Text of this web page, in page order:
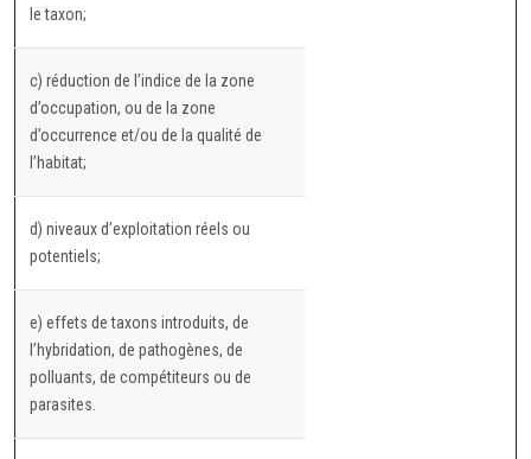
le taxon;
c) réduction de l’indice de la zone
d’occupation, ou de la zone
d’occurrence et/ou de la qualité de
l’habitat;
d) niveaux d’exploitation réels ou
potentiels;
e) effets de taxons introduits, de
l’hybridation, de pathogènes, de
polluants, de compétiteurs ou de
parasites.